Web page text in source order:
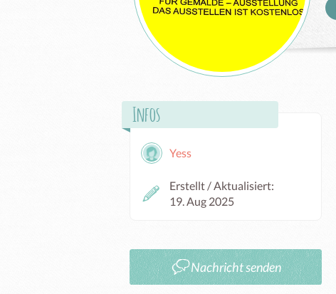
Infos
Yess
Erstellt / Aktualisiert:
19. Aug 2025
Nachricht senden